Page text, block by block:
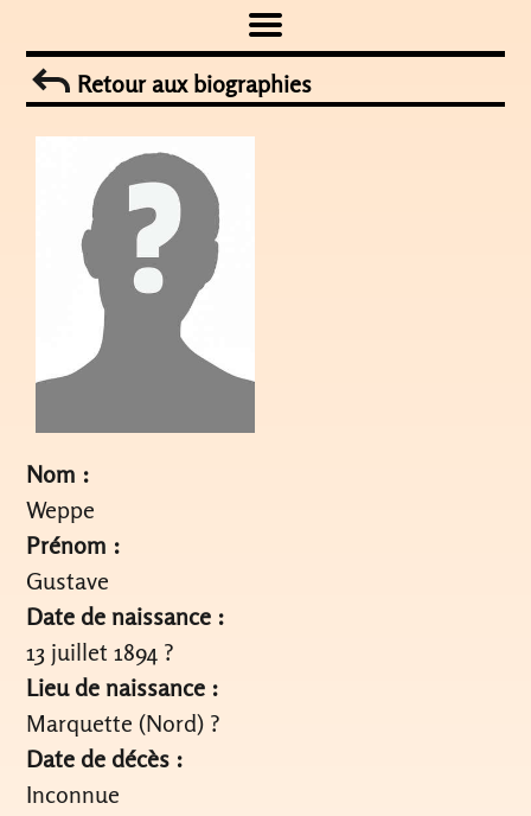
to
contentRetour aux biographies
Nom :
Weppe
Prénom :
Gustave
Date de naissance :
13 juillet 1894 ?
Lieu de naissance :
Marquette (Nord) ?
Date de décès :
Inconnue